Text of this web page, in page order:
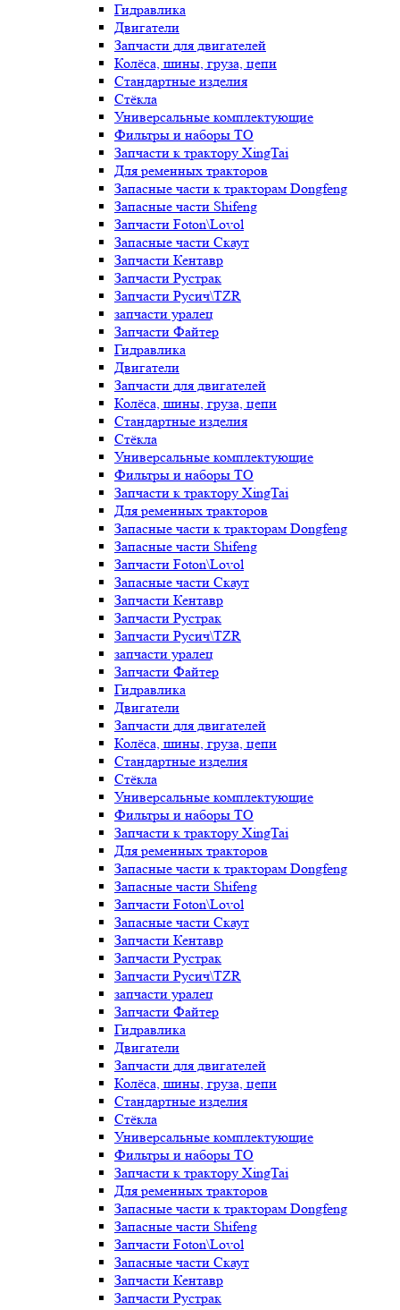
Гидравлика
Двигатели
Запчасти для двигателей
Колёса, шины, груза, цепи
Стандартные изделия
Стёкла
Универсальные комплектующие
Фильтры и наборы ТО
Запчасти к трактору XingTai
Для ременных тракторов
Запасные части к тракторам Dongfeng
Запасные части Shifeng
Запчасти Foton\Lovol
Запасные части Скаут
Запчасти Кентавр
Запчасти Рустрак
Запчасти Русич\TZR
запчасти уралец
Запчасти Файтер
Гидравлика
Двигатели
Запчасти для двигателей
Колёса, шины, груза, цепи
Стандартные изделия
Стёкла
Универсальные комплектующие
Фильтры и наборы ТО
Запчасти к трактору XingTai
Для ременных тракторов
Запасные части к тракторам Dongfeng
Запасные части Shifeng
Запчасти Foton\Lovol
Запасные части Скаут
Запчасти Кентавр
Запчасти Рустрак
Запчасти Русич\TZR
запчасти уралец
Запчасти Файтер
Гидравлика
Двигатели
Запчасти для двигателей
Колёса, шины, груза, цепи
Стандартные изделия
Стёкла
Универсальные комплектующие
Фильтры и наборы ТО
Запчасти к трактору XingTai
Для ременных тракторов
Запасные части к тракторам Dongfeng
Запасные части Shifeng
Запчасти Foton\Lovol
Запасные части Скаут
Запчасти Кентавр
Запчасти Рустрак
Запчасти Русич\TZR
запчасти уралец
Запчасти Файтер
Гидравлика
Двигатели
Запчасти для двигателей
Колёса, шины, груза, цепи
Стандартные изделия
Стёкла
Универсальные комплектующие
Фильтры и наборы ТО
Запчасти к трактору XingTai
Для ременных тракторов
Запасные части к тракторам Dongfeng
Запасные части Shifeng
Запчасти Foton\Lovol
Запасные части Скаут
Запчасти Кентавр
Запчасти Рустрак